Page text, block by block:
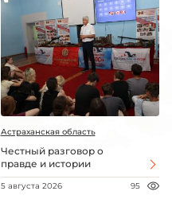
Астраханская область
Честный разговор о
правде и истории
5 августа 2026 95